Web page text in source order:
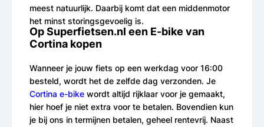
meest natuurlijk. Daarbij komt dat een middenmotor
het minst storingsgevoelig is.
Op Superfietsen.nl een E-bike van
Cortina kopen
Wanneer je jouw fiets op een werkdag voor 16:00
besteld, wordt het de zelfde dag verzonden. Je
Cortina e-bike wordt altijd rijklaar voor je gemaakt,
hier hoef je niet extra voor te betalen. Bovendien kun
je bij ons in termijnen betalen, geheel rentevrij. Naast